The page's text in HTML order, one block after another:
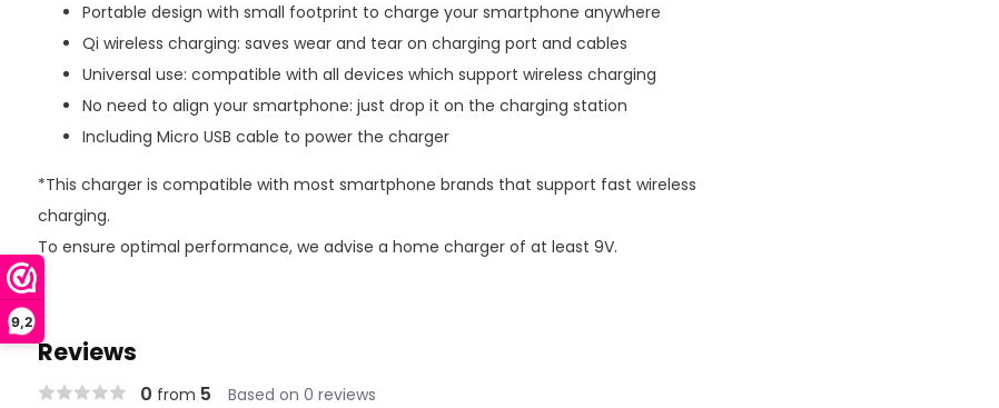
9,2
Portable design with small footprint to charge your smartphone anywhere
Qi wireless charging: saves wear and tear on charging port and cables
Universal use: compatible with all devices which support wireless charging
No need to align your smartphone: just drop it on the charging station
Including Micro USB cable to power the charger
*This charger is compatible with most smartphone brands that support fast wireless
charging.
To ensure optimal performance, we advise a home charger of at least 9V.
Reviews
0 from 5 Based on 0 reviews